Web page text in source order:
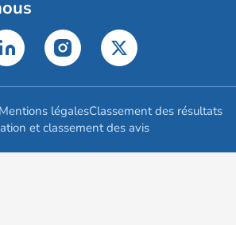
Mentions légalesClassement des résultats
et classement des avis